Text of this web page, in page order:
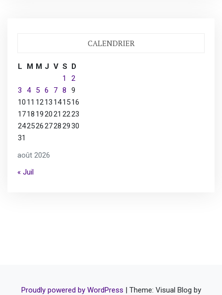
CALENDRIER
août 2026
L M M J V S
D
1
2
3
4 5 6 7 8
9
10 11 1213 141516
1718 192021 2223
24252627282930
31
« Juil
Proudly powered by WordPress Theme: Visual Blog by